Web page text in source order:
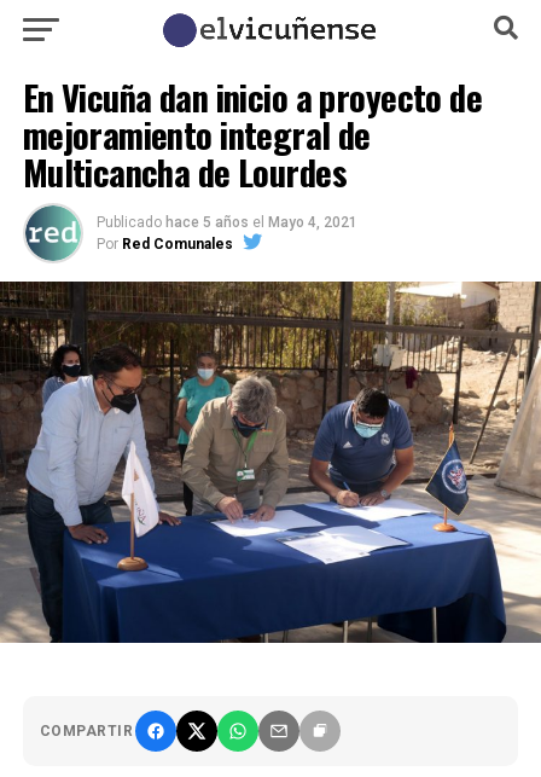
En Vicuña dan inicio a proyecto de
mejoramiento integral de
Multicancha de Lourdes
Publicado hace 5 años el Mayo 4, 2021
Por Red Comunales
COMPARTIR